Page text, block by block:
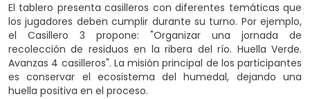
El tablero presenta casilleros con diferentes temáticas que
los jugadores deben cumplir durante su turno. Por ejemplo,
el Casillero 3 propone: "Organizar una jornada de
recolección de residuos en la ribera del río. Huella Verde.
Avanzas 4 casilleros". La misión principal de los participantes
es conservar el ecosistema del humedal, dejando una
huella positiva en el proceso.